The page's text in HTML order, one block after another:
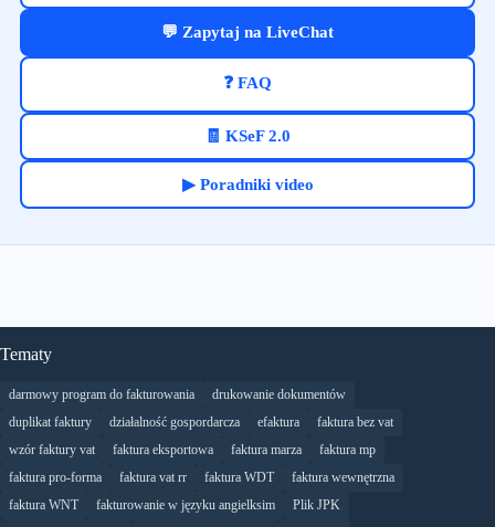
💬 Zapytaj na LiveChat
❓ FAQ
🧾 KSeF 2.0
▶ Poradniki video
Tematy
darmowy program do fakturowania
drukowanie dokumentów
duplikat faktury
działalność gospordarcza efaktura
faktura bez vat
wzór faktury vat
faktura eksportowa faktura marza
faktura mp
faktura pro-forma
faktura vat rr faktura WDT
faktura wewnętrzna
faktura WNT
fakturowanie w języku angielksim
Plik JPK